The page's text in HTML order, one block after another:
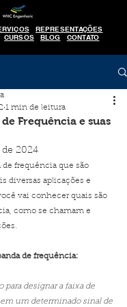
REPRESENTAÇÕES
CURSOS BLOG CONTATO
Frequência e suas
1 min de leitura
de 2024
de frequência que são
diversas aplicações e
vai conhecer quais são
como se chamam e
de frequência:
para designar a faixa de
um determinado sinal de